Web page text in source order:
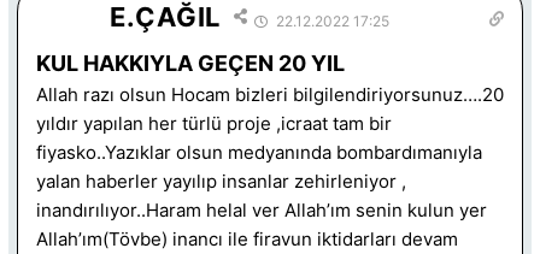
E.ÇAĞIL 22.12.2022 17:25
KUL HAKKIYLA GEÇEN 20 YIL
Allah razı olsun Hocam bizleri bilgilendiriyorsunuz….20
yıldır yapılan her türlü proje ,icraat tam bir
fiyasko..Yazıklar olsun medyanında bombardımanıyla
yalan haberler yayılıp insanlar zehirleniyor ,
inandırılıyor..Haram helal ver Allah’ım senin kulun yer
Allah’ım(Tövbe) inancı ile firavun iktidarları devam